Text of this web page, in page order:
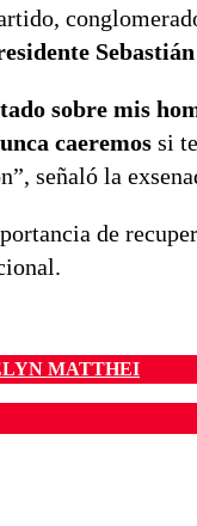
sobre mis
caeremos si
señaló la
de
MATTHEI